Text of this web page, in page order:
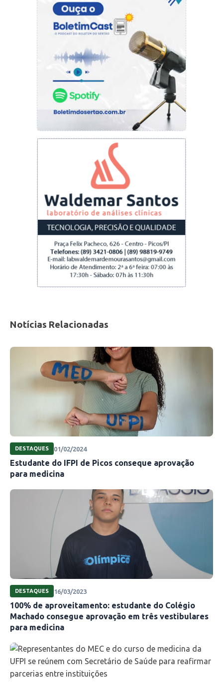
selecionados 13 preceptores”, afirma.
As atividades administrativo-acadêmicas, como
matrícula compulsória, cadastro de estágio e
início do estágio obrigatório/internato 2020.2,
estão programadas para os dias 17, 18 e 20 de
maio de 2021, respectivamente.
Na segunda-feira, 17, haverá vacinação contra
Covid-19 dos alunos que participarão do
internato.
Com informações do site www.ufpi.br.
Notícias Relacionadas
DESTAQUES 01/02/2024
Estudante do IFPI de Picos conseque aprovação
para medicina
DESTAQUES 16/03/2023
100% de aproveitamento: estudante do Colégio
Machado consegue aprovação em três vestibulares
para medicina